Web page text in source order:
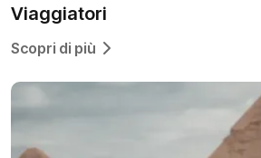
Viaggiatori
Scopri di più